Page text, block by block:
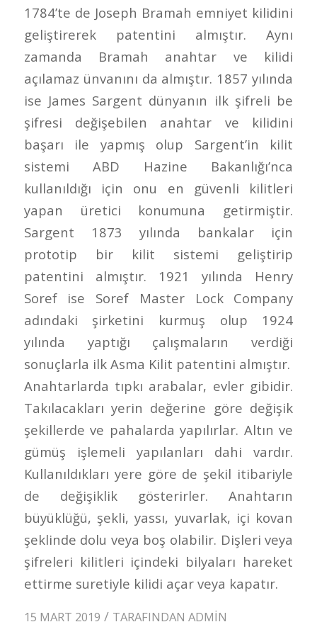
1784’te de Joseph Bramah emniyet kilidini
geliştirerek patentini almıştır. Aynı
zamanda Bramah anahtar ve kilidi
açılamaz ünvanını da almıştır. 1857 yılında
ise James Sargent dünyanın ilk şifreli be
şifresi değişebilen anahtar ve kilidini
başarı ile yapmış olup Sargent’in kilit
sistemi ABD Hazine Bakanlığı’nca
kullanıldığı için onu en güvenli kilitleri
yapan üretici konumuna getirmiştir.
Sargent 1873 yılında bankalar için
prototip bir kilit sistemi geliştirip
patentini almıştır. 1921 yılında Henry
Soref ise Soref Master Lock Company
adındaki şirketini kurmuş olup 1924
yılında yaptığı çalışmaların verdiği
sonuçlarla ilk Asma Kilit patentini almıştır.
Anahtarlarda tıpkı arabalar, evler gibidir.
Takılacakları yerin değerine göre değişik
şekillerde ve pahalarda yapılırlar. Altın ve
gümüş işlemeli yapılanları dahi vardır.
Kullanıldıkları yere göre de şekil itibariyle
de değişiklik gösterirler. Anahtarın
büyüklüğü, şekli, yassı, yuvarlak, içi kovan
şeklinde dolu veya boş olabilir. Dişleri veya
şifreleri kilitleri içindeki bilyaları hareket
ettirme suretiyle kilidi açar veya kapatır.
15 MART 2019 / TARAFINDAN ADMIN